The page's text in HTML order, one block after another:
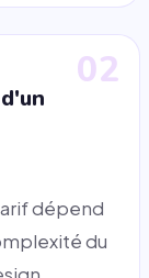
02
dépend
du